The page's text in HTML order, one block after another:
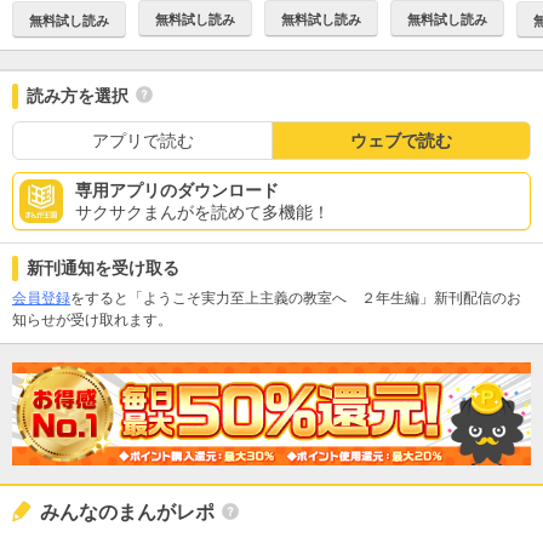
無料試し読み 無料試し読み 無料試し読み 無料試し読み
読み方を選択
アプリで読む ウェブで読む
専用アプリのダウンロード
サクサクまんがを読めて多機能！
新刊通知を受け取る
会員登録をすると「ようこそ実力至上主義の教室へ ２年生編」新刊配信のお
知らせが受け取れます。
みんなのまんがレポ